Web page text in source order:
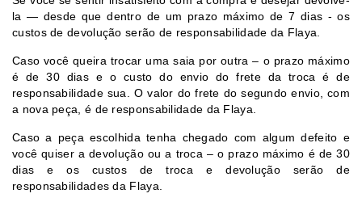
la — desde que dentro de um prazo máximo de 7 dias - os
custos de devolução serão de responsabilidade da Flaya.
Caso você queira trocar uma saia por outra – o prazo máximo
é de 30 dias e o custo do envio do frete da troca é de
responsabilidade sua. O valor do frete do segundo envio, com
a nova peça, é de responsabilidade da Flaya.
Caso a peça escolhida tenha chegado com algum defeito e
você quiser a devolução ou a troca – o prazo máximo é de 30
dias e os custos de troca e devolução serão de
responsabilidades da Flaya.